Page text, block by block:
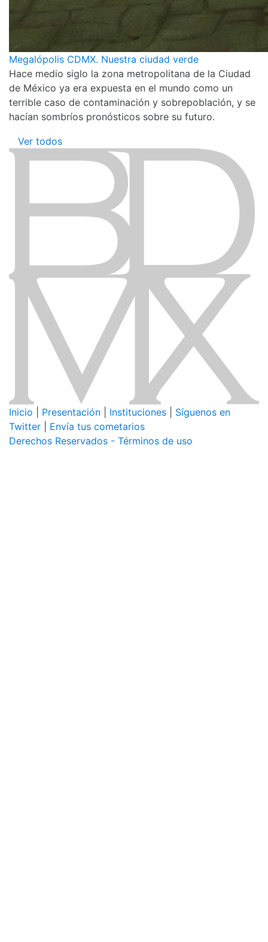
Megalópolis CDMX. Nuestra ciudad verde
Hace medio siglo la zona metropolitana de la Ciudad
de México ya era expuesta en el mundo como un
terrible caso de contaminación y sobrepoblación, y se
hacían sombríos pronósticos sobre su futuro.
Ver todos
Inicio Presentación Instituciones
Síguenos en
Twitter
Envía tus cometarios
Derechos Reservados - Términos de uso